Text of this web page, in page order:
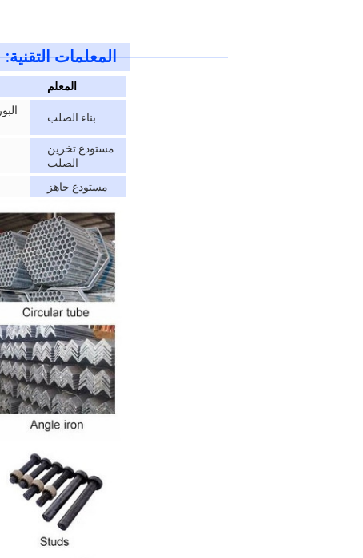
المعلمات التقنية:
المعلم
بناء الصلب
مستودع تخزين
الصلب
مستودع جاهز